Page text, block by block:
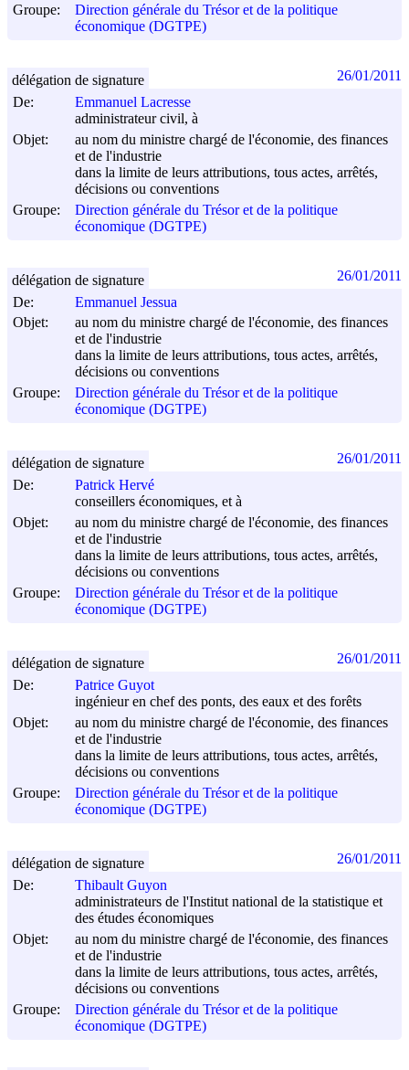
Groupe:
Direction générale du Trésor et de la politique
économique (DGTPE)
De:
Emmanuel Lacresse
administrateur civil, à
Objet:
au nom du ministre chargé de l'économie, des finances
et de l'industrie
dans la limite de leurs attributions, tous actes, arrêtés,
décisions ou conventions
Groupe:
Direction générale du Trésor et de la politique
économique (DGTPE)
délégation de signature 26/01/2011
De:
Emmanuel Jessua
Objet:
au nom du ministre chargé de l'économie, des finances
et de l'industrie
dans la limite de leurs attributions, tous actes, arrêtés,
décisions ou conventions
Groupe:
Direction générale du Trésor et de la politique
économique (DGTPE)
délégation de signature 26/01/2011
De:
Patrick Hervé
conseillers économiques, et à
Objet:
au nom du ministre chargé de l'économie, des finances
et de l'industrie
dans la limite de leurs attributions, tous actes, arrêtés,
décisions ou conventions
Groupe:
Direction générale du Trésor et de la politique
économique (DGTPE)
délégation de signature 26/01/2011
De:
Patrice Guyot
ingénieur en chef des ponts, des eaux et des forêts
Objet:
au nom du ministre chargé de l'économie, des finances
et de l'industrie
dans la limite de leurs attributions, tous actes, arrêtés,
décisions ou conventions
Groupe:
Direction générale du Trésor et de la politique
économique (DGTPE)
délégation de signature 26/01/2011
De:
Thibault Guyon
administrateurs de l'Institut national de la statistique et
des études économiques
Objet:
au nom du ministre chargé de l'économie, des finances
et de l'industrie
dans la limite de leurs attributions, tous actes, arrêtés,
décisions ou conventions
Groupe:
Direction générale du Trésor et de la politique
économique (DGTPE)
délégation de signature 26/01/2011